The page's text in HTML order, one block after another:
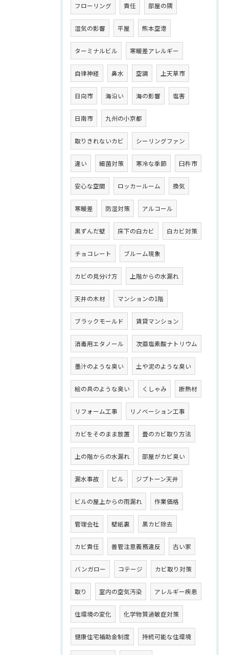
フローリング 責任 部屋の隅
湿気の影響 平屋 熊本空港
ターミナルビル 寒暖差アレルギー
自律神経 鼻水 空調 上天草市
日向市 海沿い 海の影響 塩害
日南市 九州の小京都
取りきれないカビ シーリングファン
違い 細菌対策 寒冷な季節 臼杵市
安心な空間 ロッカールーム 換気
寒暖差 防湿対策 アルコール
黒ずんだ壁 床下の白カビ 白カビ対策
チョコレート ブルーム現象
カビの見分け方 上階からの水漏れ
天井の木材 マンションの1階
ブラックモールド 賃貸マンション
消毒用エタノール 次亜塩素酸ナトリウム
墨汁のような臭い 土や泥のような臭い
絵の具のような臭い くしゃみ 断熱材
リフォーム工事 リノベーション工事
カビをそのまま放置 畳のカビ取り方法
上の階からの水漏れ 部屋がカビ臭い
漏水事故 ビル ジプトーン天井
ビルの屋上からの雨漏れ 作業価格
管理会社 壁紙裏 黒カビ除去
カビ責任 善管注意義務違反 古い家
バンガロー コテージ カビ取り対策
取り 室内の空気汚染 アレルギー疾患
住環境の変化 化学物質過敏症対策
健康住宅補助金制度 持続可能な住環境